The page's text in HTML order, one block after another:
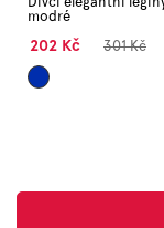
modré
202 Kč 301 Kč
Tmavě